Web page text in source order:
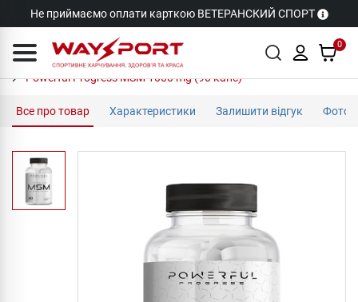
Не приймаємо оплати карткою ВЕТЕРАНСКИЙ СПОРТ
0
Powerful Progress MSM 1000 mg (90 капс)
Все про товар Характеристики Залишити відгук Фото